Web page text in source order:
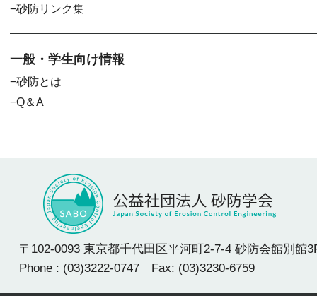
砂防リンク集
一般・学生向け情報
砂防とは
Q＆A
〒102-0093 東京都千代田区平河町2-7-4 砂防会館別館
Phone : (03)3222-0747 Fax: (03)3230-6759